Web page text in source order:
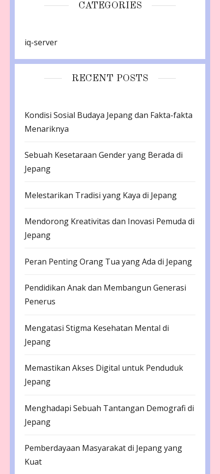
CATEGORIES
iq-server
RECENT POSTS
Kondisi Sosial Budaya Jepang dan Fakta-fakta
Menariknya
Sebuah Kesetaraan Gender yang Berada di
Jepang
Melestarikan Tradisi yang Kaya di Jepang
Mendorong Kreativitas dan Inovasi Pemuda di
Jepang
Peran Penting Orang Tua yang Ada di Jepang
Pendidikan Anak dan Membangun Generasi
Penerus
Mengatasi Stigma Kesehatan Mental di
Jepang
Memastikan Akses Digital untuk Penduduk
Jepang
Menghadapi Sebuah Tantangan Demografi di
Jepang
Pemberdayaan Masyarakat di Jepang yang
Kuat